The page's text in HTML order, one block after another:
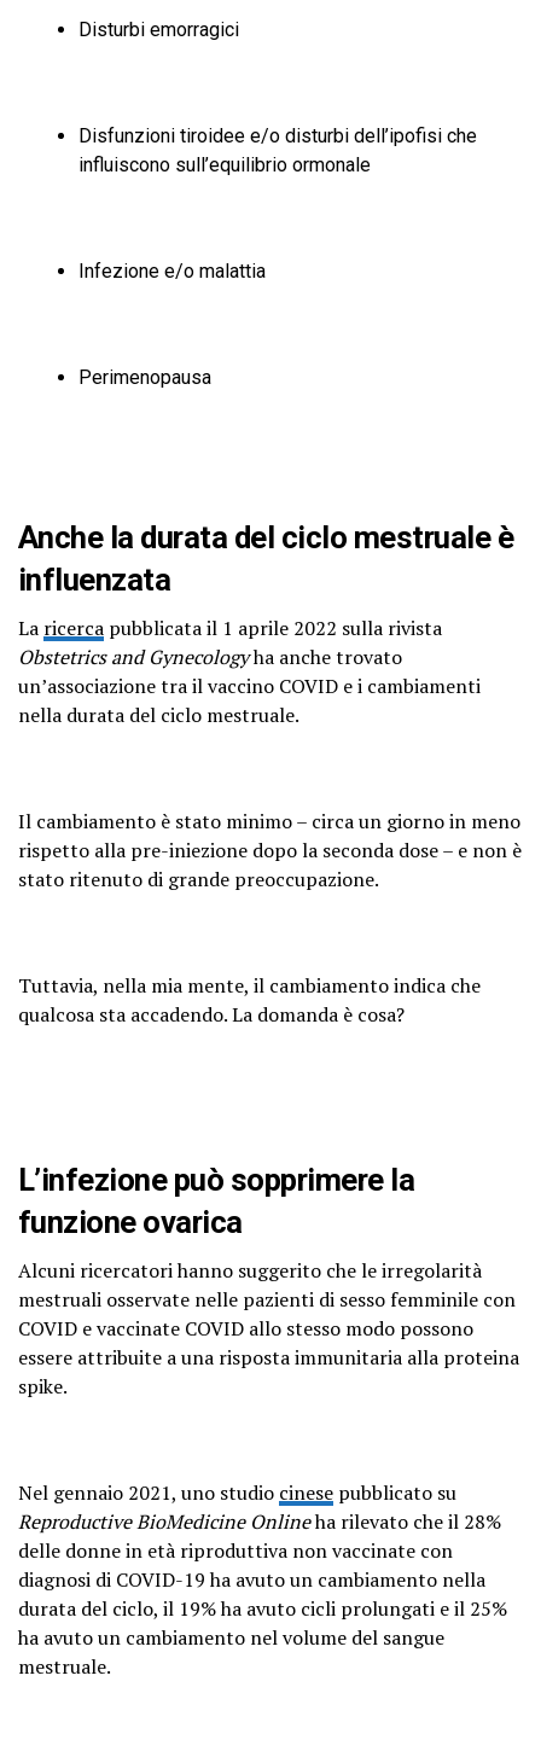
Disturbi emorragici
Disfunzioni tiroidee e/o disturbi dell’ipofisi che
influiscono sull’equilibrio ormonale
Infezione e/o malattia
Perimenopausa
Anche la durata del ciclo mestruale è
influenzata
La ricerca pubblicata il 1 aprile 2022 sulla rivista
Obstetrics and Gynecologyha anche trovato
un’associazione tra il vaccino COVID e i cambiamenti
nella durata del ciclo mestruale.
Il cambiamento è stato minimo – circa un giorno in meno
rispetto alla pre-iniezione dopo la seconda dose – e non è
stato ritenuto di grande preoccupazione.
Tuttavia, nella mia mente, il cambiamento indica che
qualcosa sta accadendo. La domanda è cosa?
L’infezione può sopprimere la
funzione ovarica
Alcuni ricercatori hanno suggerito che le irregolarità
mestruali osservate nelle pazienti di sesso femminile con
COVID e vaccinate COVID allo stesso modo possono
essere attribuite a una risposta immunitaria alla proteina
spike.
Nel gennaio 2021, uno studio cinese pubblicato su
Reproductive BioMedicine Onlineha rilevato che il 28%
delle donne in età riproduttiva non vaccinate con
diagnosi di COVID-19 ha avuto un cambiamento nella
durata del ciclo, il 19% ha avuto cicli prolungati e il 25%
ha avuto un cambiamento nel volume del sangue
mestruale.